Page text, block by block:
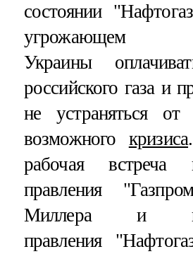
состоянии
угрожающем
Украины
российского газа и
не устраняться от
возможного кризиса
рабочая встреча
правления
Миллера и
правления